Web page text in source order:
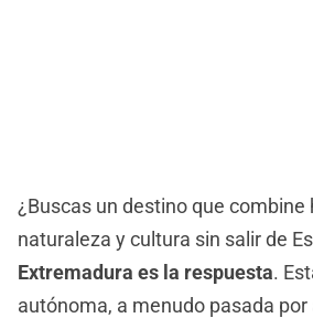
¿Buscas un destino que combine
naturaleza y cultura sin salir de
Extremadura es la respuesta.
autónoma, a menudo pasada por